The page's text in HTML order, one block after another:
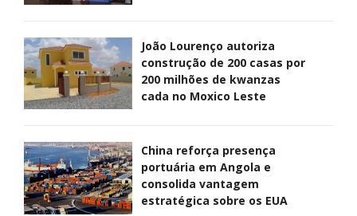
João Lourenço autoriza
construção de 200 casas por
200 milhões de kwanzas
cada no Moxico Leste
China reforça presença
portuária em Angola e
consolida vantagem
estratégica sobre os EUA